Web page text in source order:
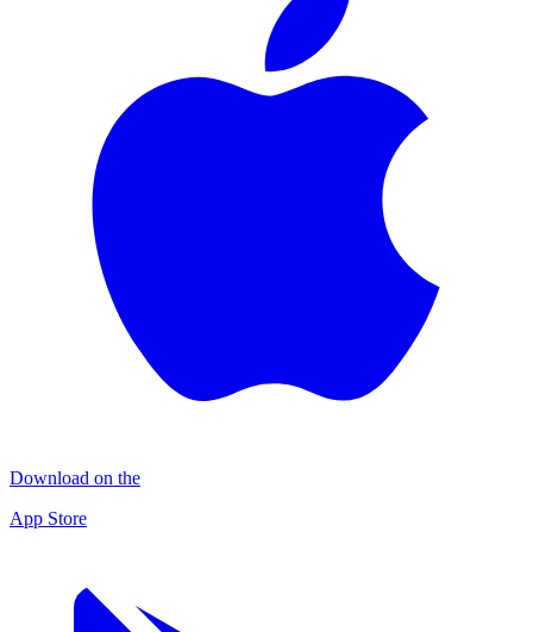
Download on the
App Store